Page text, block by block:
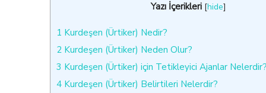
Yazı İçerikleri [hide]
1 Kurdeşen (Ürtiker) Nedir?
2 Kurdeşen (Ürtiker) Neden Olur?
3 Kurdeşen (Ürtiker) için Tetikleyici Ajanlar Nelerdir?
4 Kurdeşen (Ürtiker) Belirtileri Nelerdir?